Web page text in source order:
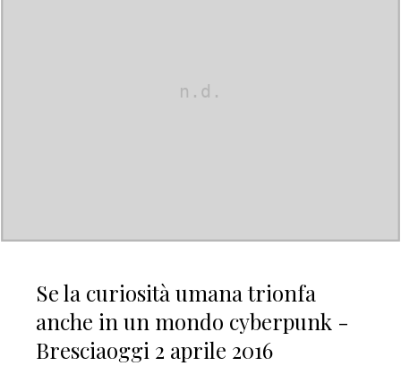
Se la curiosità umana trionfa
anche in un mondo cyberpunk -
Bresciaoggi 2 aprile 2016